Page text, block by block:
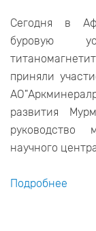
Сегодня в
буровую
приняли
развития
руководство
научного
Подробнее